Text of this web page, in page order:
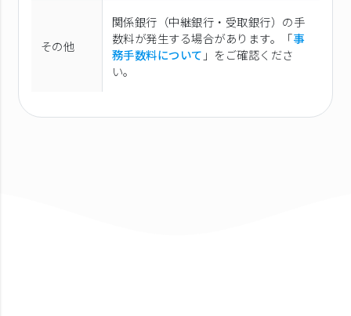
その他
関係銀行（中継銀行・受取銀行）の手
数料が発生する場合があります。「事
務手数料について 」をご確認くださ
い。